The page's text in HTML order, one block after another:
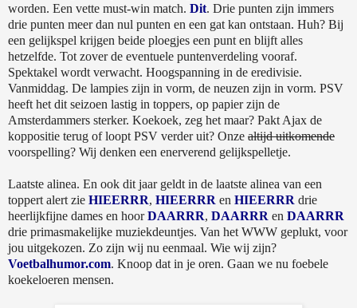
worden. Een vette must-win match. Dit. Drie punten zijn immers
drie punten meer dan nul punten en een gat kan ontstaan. Huh? Bij
een gelijkspel krijgen beide ploegjes een punt en blijft alles
hetzelfde. Tot zover de eventuele puntenverdeling vooraf.
Spektakel wordt verwacht. Hoogspanning in de eredivisie.
Vanmiddag. De lampies zijn in vorm, de neuzen zijn in vorm. PSV
heeft het dit seizoen lastig in toppers, op papier zijn de
Amsterdammers sterker. Koekoek, zeg het maar? Pakt Ajax de
koppositie terug of loopt PSV verder uit? Onze altijd uitkomende
voorspelling? Wij denken een enerverend gelijkspelletje.
Laatste alinea. En ook dit jaar geldt in de laatste alinea van een
toppert alert zie HIEERRR, HIEERRR en HIEERRR drie
heerlijkfijne dames en hoorDAARRR, DAARRR en DAARRR
drie primasmakelijke muziekdeuntjes. Van het WWW geplukt, voor
jou uitgekozen. Zo zijn wij nu eenmaal. Wie wij zijn?
Voetbalhumor.com. Knoop dat in je oren. Gaan we nu foebele
koekeloeren mensen.